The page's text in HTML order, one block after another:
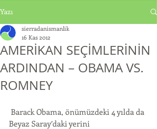
Yazı
AMERİKAN SEÇİMLERİNİN
ARDINDAN – OBAMA VS.
ROMNEY
sierradanismanlik
16 Kas 2012
Beyaz Saray’daki yerini